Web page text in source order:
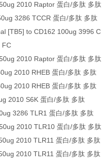
2010 Raptor 蛋白/多肽 多肽
3286 TCCR 蛋白/多肽 多肽
[TB5] to CD162 100ug 3996 C
FC
2010 Raptor 蛋白/多肽 多肽
2010 RHEB 蛋白/多肽 多肽
2010 RHEB 蛋白/多肽 多肽
2010 S6K 蛋白/多肽 多肽
3286 TLR1 蛋白/多肽 多肽
2010 TLR10 蛋白/多肽 多肽
2010 TLR11 蛋白/多肽 多肽
2010 TLR11 蛋白/多肽 多肽